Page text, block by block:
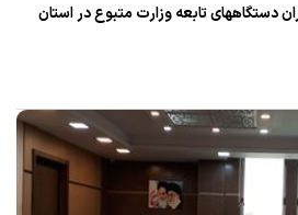
تابعه وزارت متبوع در استان